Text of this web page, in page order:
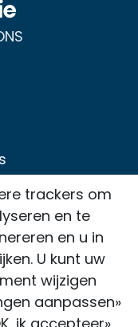
trackers om
en te
en u in
U kunt uw
wijzigen
aanpassen»